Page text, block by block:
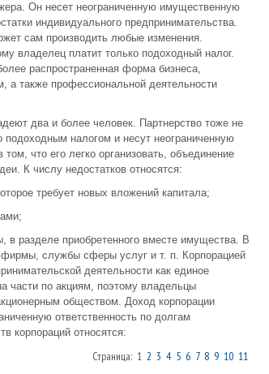
Он несет неограниченную имущественную
индивидуального предпринимательства.
сам производить любые изменения.
владелец платит только подоходный налог.
распространенная форма бизнеса,
а также профессиональной деятельности
два и более человек. Партнерство тоже не
налогом и несут неограниченную
что его легко организовать, объединение
К числу недостатков относятся:
требует новых вложений капитала;
разделе приобретенного вместе имущества. В
фирмы, службы сферы услуг и т. п. Корпорацией
деятельности как единое
части по акциям, поэтому владельцы
обществом. Доход корпорации
ответственность по долгам
корпораций относятся:
Страница: 1 2 3 4 5 6 7 8 9 10 11